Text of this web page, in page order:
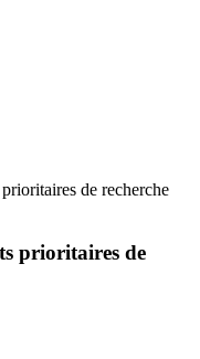
de recherche
prioritaires de